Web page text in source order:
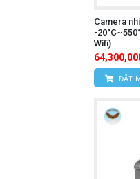
Địa
Camera
-
Wifi)
ĐẶT